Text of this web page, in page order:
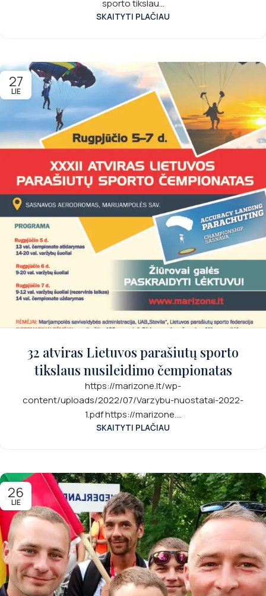
sporto tikslau...
SKAITYTI PLAČIAU
27
LIE
32 atviras Lietuvos parašiutų sporto
tikslaus nusileidimo čempionatas
https://marizone.lt/wp-
content/uploads/2022/07/Varzybu-nuostatai-2022-
1.pdf https://marizone....
SKAITYTI PLAČIAU
26
LIE